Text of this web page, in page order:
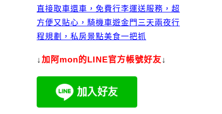
直接取車還車，免費行李運送服務，超
方便又貼心，騎機車遊金門三天兩夜行
程規劃，私房景點美食一把抓
↓加 阿mon的LINE官方帳號好友↓